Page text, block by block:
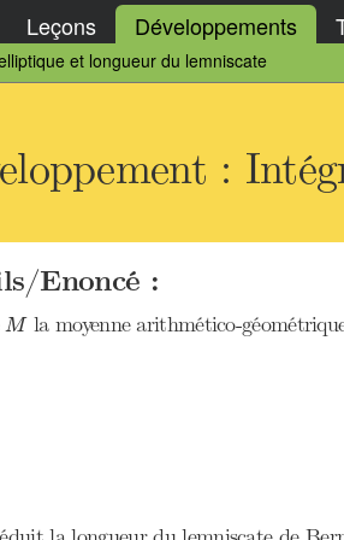
Leçons Développements
et longueur du lemniscate
:
Enoncé :
M
Mla moyenne arithmético-